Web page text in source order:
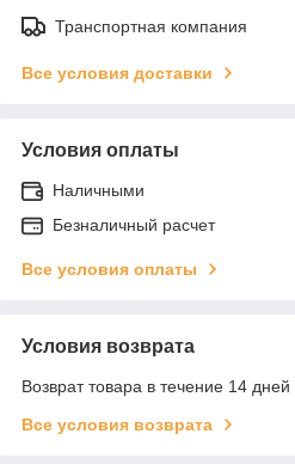
Транспортная компания
Все условия доставки
Условия оплаты
Наличными
Безналичный расчет
Все условия оплаты
Условия возврата
Возврат товара в течение 14
Все условия возврата